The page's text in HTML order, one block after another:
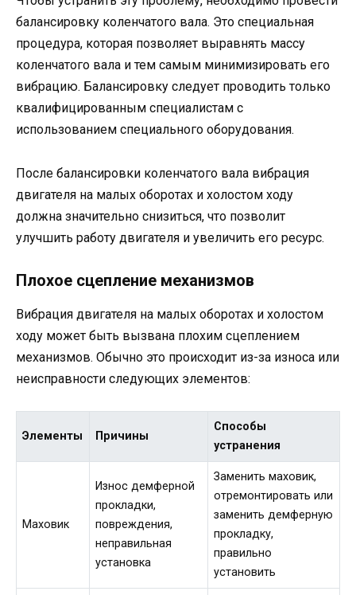
балансировку коленчатого вала. Это специальная
процедура, которая позволяет выравнять массу
коленчатого вала и тем самым минимизировать его
вибрацию. Балансировку следует проводить только
квалифицированным специалистам с
использованием специального оборудования.
После балансировки коленчатого вала вибрация
двигателя на малых оборотах и холостом ходу
должна значительно снизиться, что позволит
улучшить работу двигателя и увеличить его ресурс.
Плохое сцепление механизмов
Вибрация двигателя на малых оборотах и холостом
ходу может быть вызвана плохим сцеплением
механизмов. Обычно это происходит из-за износа или
неисправности следующих элементов:
Элементы Причины
Способы
устранения
Маховик
Износ демферной
прокладки,
повреждения,
неправильная
установка
Заменить маховик,
отремонтировать или
заменить демферную
прокладку,
правильно
установить